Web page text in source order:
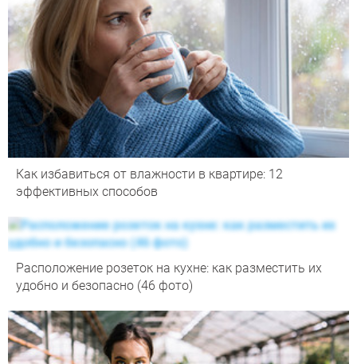
Как избавиться от влажности в квартире: 12
эффективных способов
Расположение розеток на кухне: как разместить их
удобно и безопасно (46 фото)